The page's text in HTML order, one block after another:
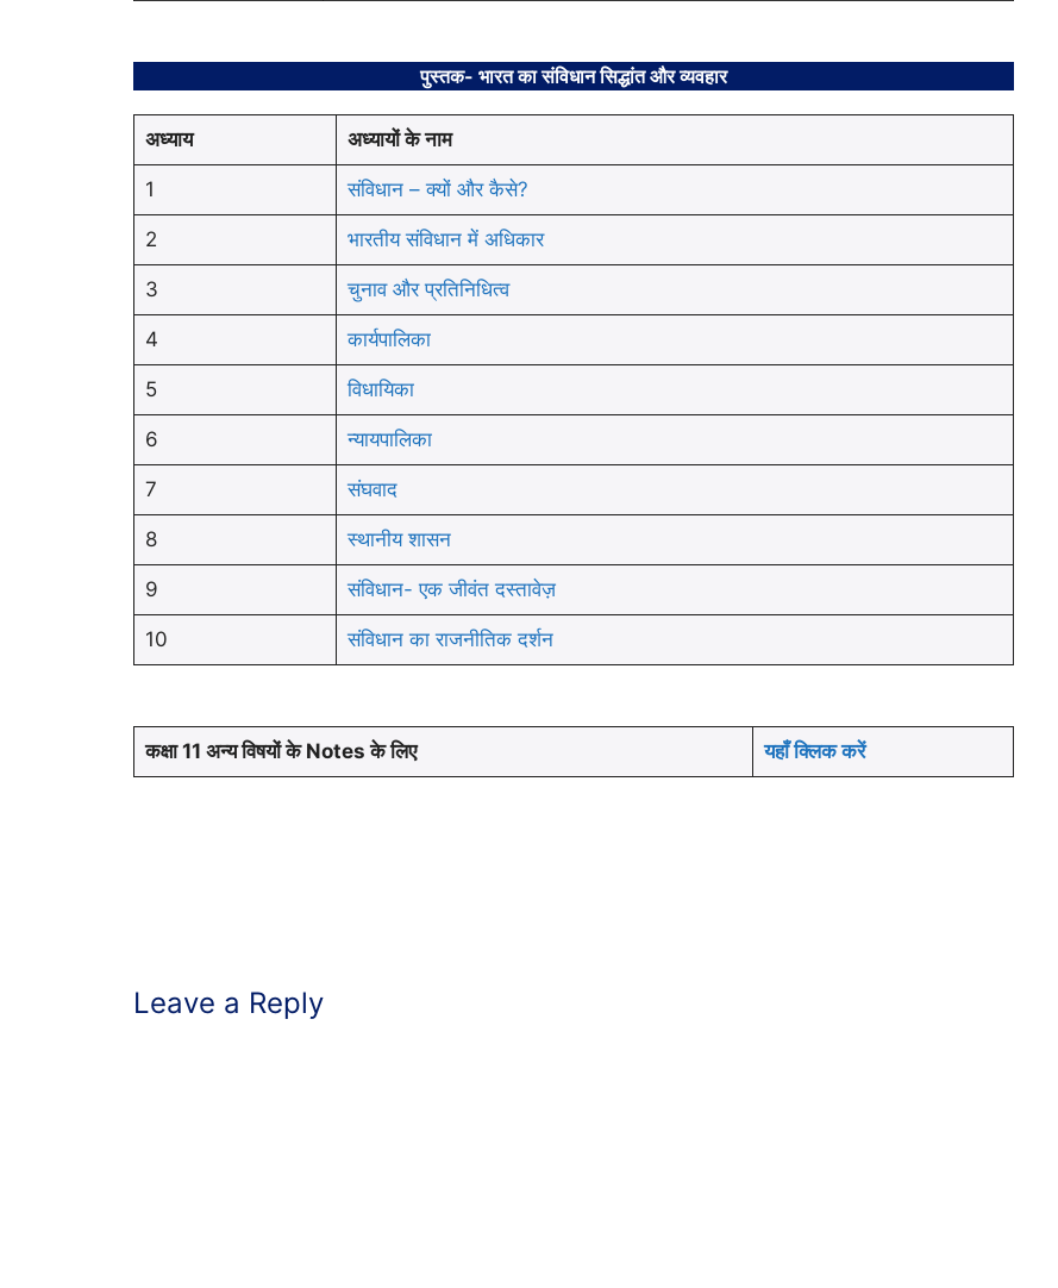
पुस्तक- भारत का संविधान सिद्धांत और व्यवहार
अध्याय अध्यायों के नाम
1 संविधान – क्यों और कैसे?
2 भारतीय संविधान में अधिकार
3 चुनाव और प्रतिनिधित्व
4 कार्यपालिका
5 विधायिका
6 न्यायपालिका
7 संघवाद
8 स्थानीय शासन
9 संविधान- एक जीवंत दस्तावेज़
10 संविधान का राजनीतिक दर्शन
कक्षा 11 अन्य विषयों के Notes के लिए यहाँ क्लिक करें
Leave a Reply